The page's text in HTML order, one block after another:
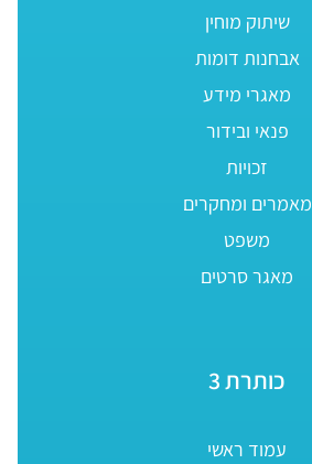
שיתוק מוחין
אבחנות דומות
מאגרי מידע
פנאי ובידור
זכויות
מאמרים ומחקרים
משפט
מאגר סרטים
כותרת 3
עמוד ראשי